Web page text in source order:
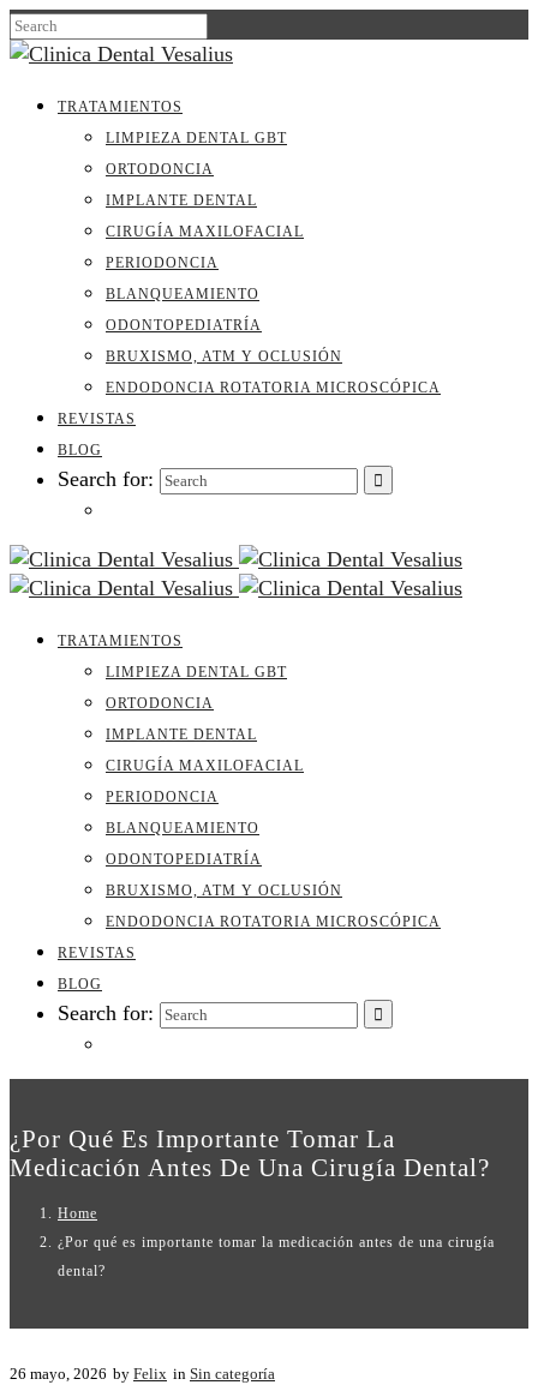
TRATAMIENTOS
LIMPIEZA DENTAL GBT
ORTODONCIA
IMPLANTE DENTAL
CIRUGÍA MAXILOFACIAL
PERIODONCIA
BLANQUEAMIENTO
ODONTOPEDIATRÍA
BRUXISMO, ATM Y OCLUSIÓN
ENDODONCIA ROTATORIA MICROSCÓPICA
REVISTAS
BLOG
Search for:
TRATAMIENTOS
LIMPIEZA DENTAL GBT
ORTODONCIA
IMPLANTE DENTAL
CIRUGÍA MAXILOFACIAL
PERIODONCIA
BLANQUEAMIENTO
ODONTOPEDIATRÍA
BRUXISMO, ATM Y OCLUSIÓN
ENDODONCIA ROTATORIA MICROSCÓPICA
REVISTAS
BLOG
Search for:
¿Por Qué Es Importante Tomar La
Medicación Antes De Una Cirugía Dental?
Home
¿Por qué es importante tomar la medicación antes de una cirugía
dental?
26 mayo, 2026 by Felix in Sin categoría